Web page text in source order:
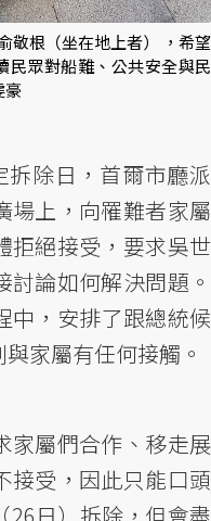
敬根（坐在地上者） ，希望
民眾對船難、公共安全與民
豪
除日，首爾市廳派
場上，向罹難者家屬
拒絕接受，要求吳世
論如何解決問題。
中，安排了跟總統候
家屬有任何接觸。
家屬們合作、移走展
接受，因此只能口頭